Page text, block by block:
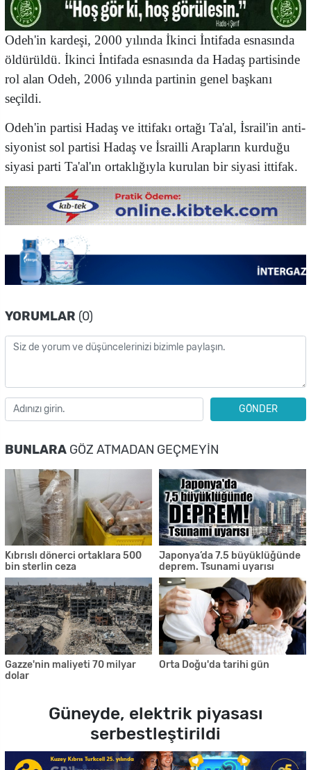
Odeh'in kardeşi, 2000 yılında İkinci İntifada esnasında
öldürüldü. İkinci İntifada esnasında da Hadaş partisinde
rol alan Odeh, 2006 yılında partinin genel başkanı
seçildi.
Odeh'in partisi Hadaş ve ittifakı ortağı Ta'al, İsrail'in anti-
siyonist sol partisi Hadaş ve İsrailli Arapların kurduğu
siyasi parti Ta'al'ın ortaklığıyla kurulan bir siyasi ittifak.
YORUMLAR (0)
GÖNDER
BUNLARA GÖZ ATMADAN GEÇMEYIN
Kıbrıslı dönerci ortaklara 500
bin sterlin ceza
Japonya’da 7.5 büyüklüğünde
deprem. Tsunami uyarısı
Gazze'nin maliyeti 70 milyar
dolar
Orta Doğu'da tarihi gün
Güneyde, elektrik piyasası
serbestleştirildi